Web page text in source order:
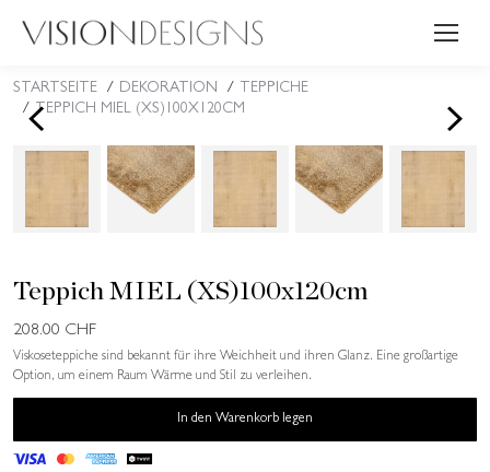
Sie befinden sich hier:
STARTSEITE DEKORATION
TEPPICHE
TEPPICH MIEL (XS)100X120CM
< >
Teppich MIEL (XS)100x120cm
208.00 CHF
Viskoseteppiche sind bekannt für ihre Weichheit und ihren Glanz. Eine großartige
Option, um einem Raum Wärme und Stil zu verleihen.
In den Warenkorb legen